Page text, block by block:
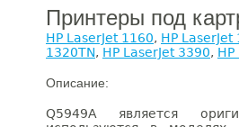
Принтеры под
HP LaserJet 1160, HP LaserJet
1320TN, HP LaserJet 3390,
Описание:
Q5949A является